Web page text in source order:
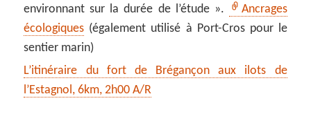
environnant sur la durée de l’étude ».
Ancrages
écologiques (également utilisé à Port-Cros pour le
sentier marin)
L’itinéraire du fort de Brégançon aux ilots de
l’Estagnol, 6km, 2h00 A/R